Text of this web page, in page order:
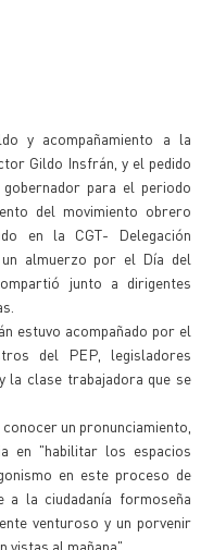
y acompañamiento a la
Gildo Insfrán, y el pedido
para el periodo
del movimiento obrero
en la CGT- Delegación
almuerzo por el Día del
junto a dirigentes
estuvo acompañado por el
del PEP, legisladores
la clase trabajadora que se
un pronunciamiento,
en "habilitar los espacios
en este proceso de
la ciudadanía formoseña
venturoso y un porvenir
vistas al mañana".